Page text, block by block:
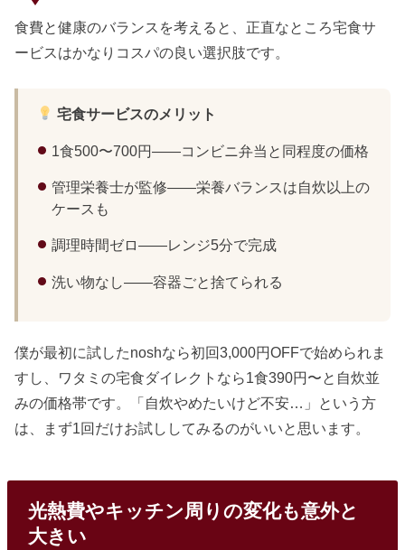
食費と健康のバランスを考えると、正直なところ宅食サ
ービスはかなりコスパの良い選択肢です。
宅食サービスのメリット
1食500〜700円——コンビニ弁当と同程度の価格
管理栄養士が監修——栄養バランスは自炊以上の
ケースも
調理時間ゼロ——レンジ5分で完成
洗い物なし——容器ごと捨てられる
僕が最初に試したnoshなら初回3,000円OFFで始められま
すし、ワタミの宅食ダイレクトなら1食390円〜と自炊並
みの価格帯です。「自炊やめたいけど不安…」という方
は、まず1回だけお試ししてみるのがいいと思います。
光熱費やキッチン周りの変化も意外と
大きい